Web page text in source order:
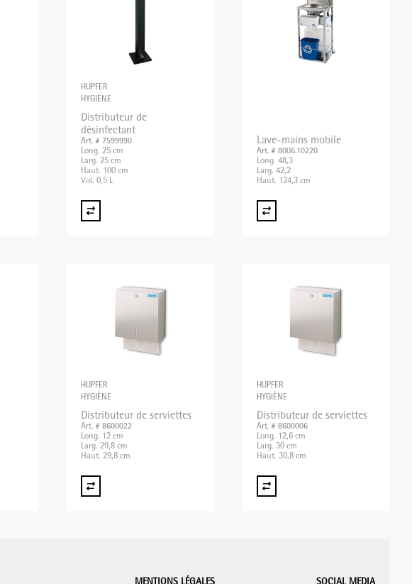
HUPFER
HYGIÈNE
Distributeur de
désinfectant
Art. # 7599990
Long. 25 cm
Larg. 25 cm
Haut. 100 cm
Vol. 0,5 L
Lave-mains mobile
Art. # 8006.10220
Long. 48,3
Larg. 42,2
Haut. 124,3 cm
HUPFER
HYGIÈNE
Distributeur de serviettes
Art. # 8600022
Long. 12 cm
Larg. 29,8 cm
Haut. 29,8 cm
HUPFER
HYGIÈNE
Distributeur de serviettes
Art. # 8600006
Long. 12,6 cm
Larg. 30 cm
Haut. 30,8 cm